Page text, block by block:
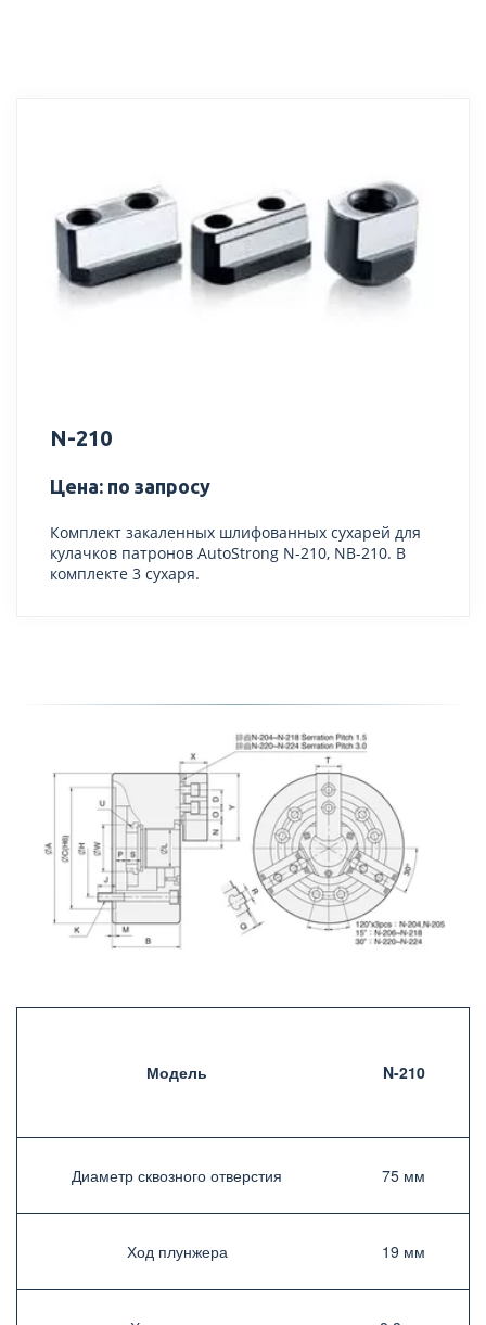
N-210
Цена: по запросу
Комплект закаленных шлифованных сухарей для
кулачков патронов AutoStrong N-210, NB-210. В
комплекте 3 сухаря.
Модель N-210
Диаметр сквозного отверстия­ 75 мм­
Ход плунжера 19 мм­